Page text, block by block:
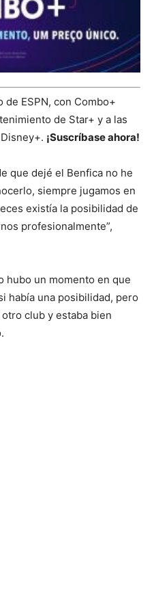
ESPN, con Combo+
de Star+ y a las
¡Suscríbase ahora!
que dejé el Benfica no he
siempre jugamos en
existía la posibilidad de
profesionalmente”,
hubo un momento en que
había una posibilidad, pero
club y estaba bien